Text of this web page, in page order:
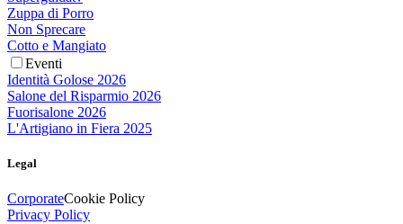
Zuppa di Porro
Non Sprecare
Cotto e Mangiato
Eventi
Identità Golose 2026
Salone del Risparmio 2026
Fuorisalone 2026
L'Artigiano in Fiera 2025
Legal
CorporateCookie Policy
Privacy Policy